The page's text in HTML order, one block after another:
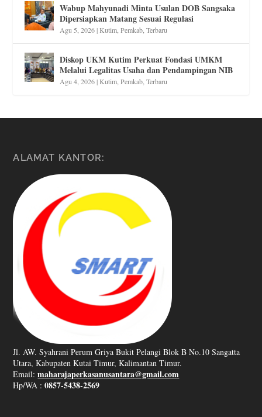
Wabup Mahyunadi Minta Usulan DOB Sangsaka
Dipersiapkan Matang Sesuai Regulasi
Agu 5, 2026|Kutim ,Pemkab ,Terbaru
Diskop UKM Kutim Perkuat Fondasi UMKM
Melalui Legalitas Usaha dan Pendampingan NIB
Agu 4, 2026|Kutim ,Pemkab ,Terbaru
ALAMAT KANTOR:
Jl. AW. Syahrani Perum Griya Bukit Pelangi Blok B No.10 Sangatta
Utara, Kabupaten Kutai Timur, Kalimantan Timur.
Email:maharajaperkasanusantara@gmail.com
Hp/WA :0857-5438-2569